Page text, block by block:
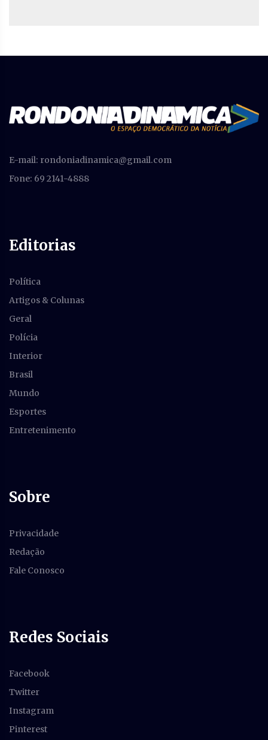
E-mail: rondoniadinamica@gmail.com
Fone: 69 2141-4888
Editorias
Política
Artigos & Colunas
Geral
Polícia
Interior
Brasil
Mundo
Esportes
Entretenimento
Sobre
Privacidade
Redação
Fale Conosco
Redes Sociais
Facebook
Twitter
Instagram
Pinterest